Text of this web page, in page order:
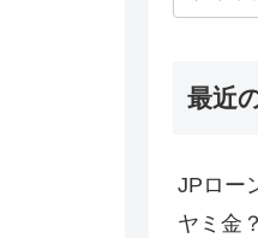
最近
JPロー
ヤミ金